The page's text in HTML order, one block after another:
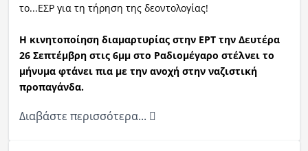
το...ΕΣΡ για τη τήρηση της δεοντολογίας!
Η κινητοποίηση διαμαρτυρίας στην ΕΡΤ την Δευτέρα
26 Σεπτέμβρη στις 6μμ στο Ραδιομέγαρο στέλνει το
μήνυμα φτάνει πια με την ανοχή στην ναζιστική
προπαγάνδα.
Διαβάστε περισσότερα...